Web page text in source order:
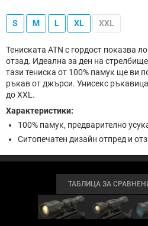
S M L XL XXL
Тениската ATN с гордост показва
отзад. Идеална за ден на
тази тениска от 100% памук ще ви
ръкав от джърси. Унисекс
до XXL.
Характеристики:
100% памук, предварително
Ситопечатен дизайн отпред и
ТАБЛИЦА ЗА